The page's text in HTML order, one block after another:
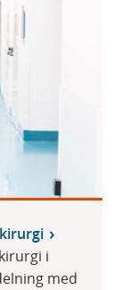
i
med